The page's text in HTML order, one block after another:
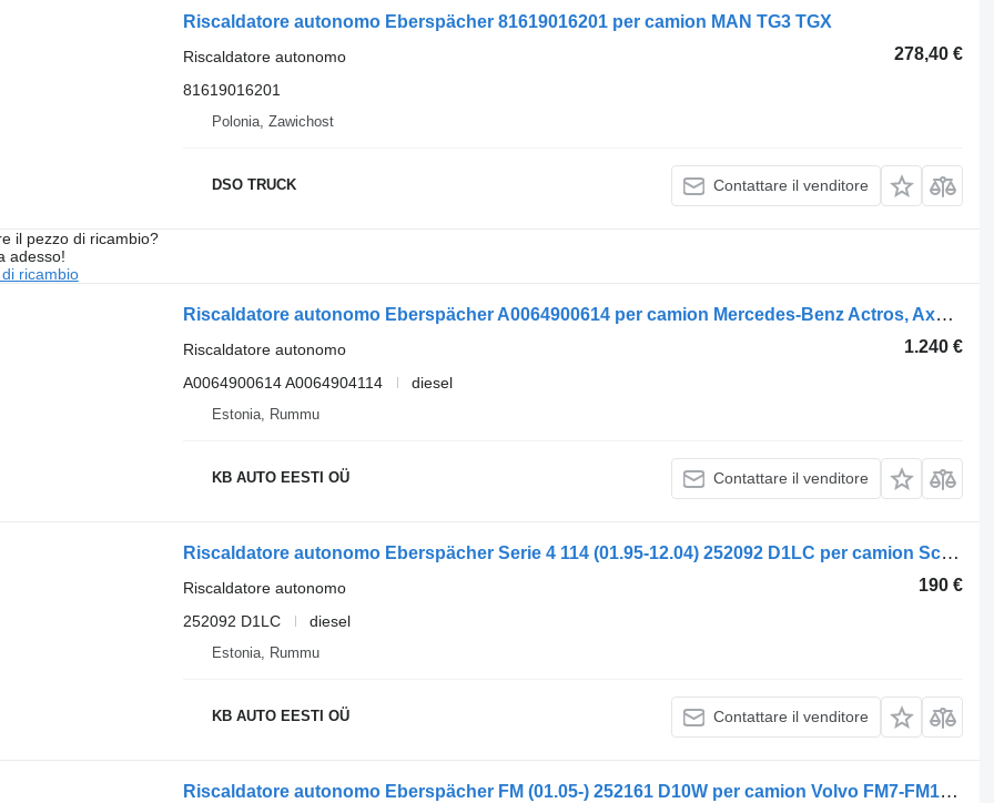
Riscaldatore autonomo Eberspächer 81619016201 per camion MAN TG3 TGX
278,40 €
Riscaldatore autonomo
81619016201
Polonia, Zawichost
DSO TRUCK Contattare il venditore
il pezzo di ricambio?
adesso!
ricambio
Riscaldatore autonomo Eberspächer A0064900614 per camion Mercedes-Benz Actros, Axor MP1, MP2, MP3 (1996-2014)
1.240 €
Riscaldatore autonomo
A0064900614 A0064904114
diesel
Estonia, Rummu
KB AUTO EESTI OÜ Contattare il venditore
Riscaldatore autonomo Eberspächer Serie 4 114 (01.95-12.04) 252092 D1LC per camion Scania 4-series (1995-2006)
190 €
Riscaldatore autonomo
252092 D1LC
diesel
Estonia, Rummu
KB AUTO EESTI OÜ Contattare il venditore
Riscaldatore autonomo Eberspächer FM (01.05-) 252161 D10W per camion Volvo FM7-FM12, FM, FMX (1998-2014)